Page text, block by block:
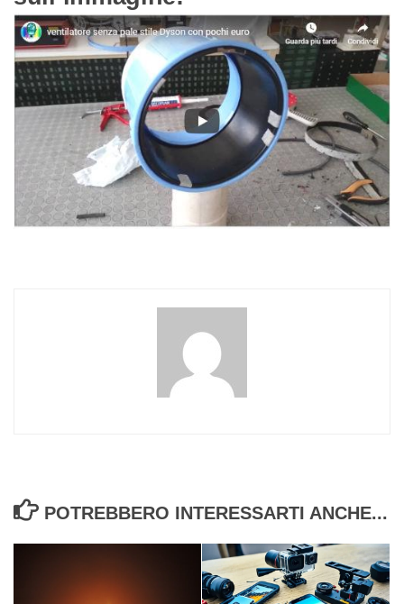
POTREBBERO INTERESSARTI ANCHE...